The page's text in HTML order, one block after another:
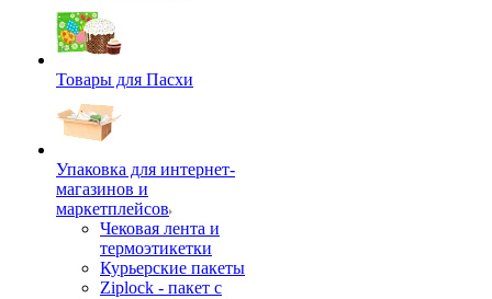
Товары для Пасхи
Упаковка для интернет-
магазинов и
маркетплейсов
Чековая лента и
термоэтикетки
Курьерские пакеты
Ziplock - пакет с